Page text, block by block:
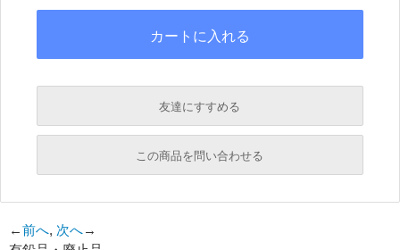
友達にすすめる
必須
この商品を問い合わせる
←前へ, 次へ→